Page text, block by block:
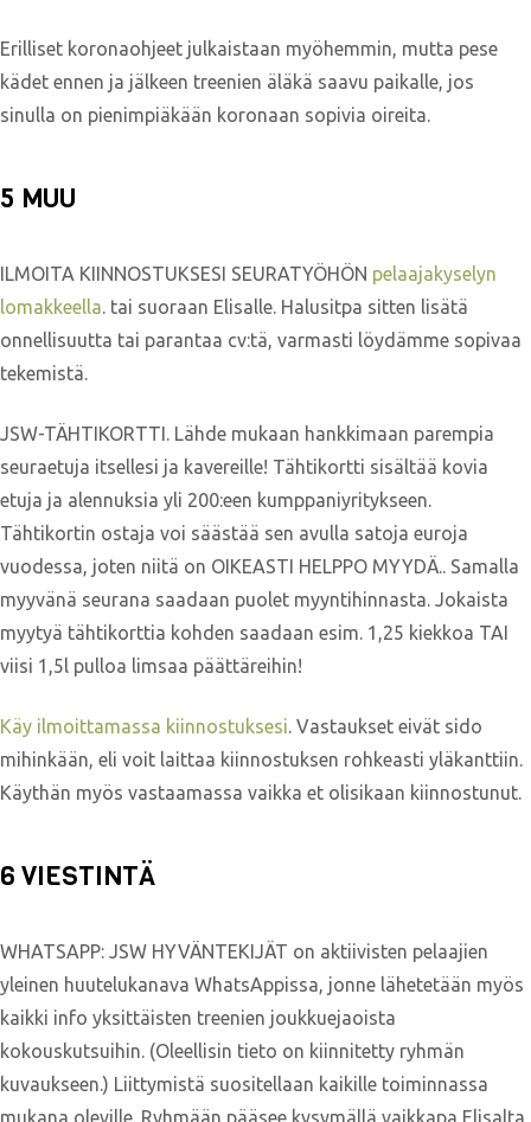
Erilliset koronaohjeet julkaistaan myöhemmin, mutta pese
kädet ennen ja jälkeen treenien äläkä saavu paikalle, jos
sinulla on pienimpiäkään koronaan sopivia oireita.
5 MUU
ILMOITA KIINNOSTUKSESI SEURATYÖHÖN pelaajakyselyn
lomakkeella. tai suoraan Elisalle. Halusitpa sitten lisätä
onnellisuutta tai parantaa cv:tä, varmasti löydämme sopivaa
tekemistä.
JSW-TÄHTIKORTTI. Lähde mukaan hankkimaan parempia
seuraetuja itsellesi ja kavereille! Tähtikortti sisältää kovia
etuja ja alennuksia yli 200:een kumppaniyritykseen.
Tähtikortin ostaja voi säästää sen avulla satoja euroja
vuodessa, joten niitä on OIKEASTI HELPPO MYYDÄ.. Samalla
myyvänä seurana saadaan puolet myyntihinnasta. Jokaista
myytyä tähtikorttia kohden saadaan esim. 1,25 kiekkoa TAI
viisi 1,5l pulloa limsaa päättäreihin!
Käy ilmoittamassa kiinnostuksesi. Vastaukset eivät sido
mihinkään, eli voit laittaa kiinnostuksen rohkeasti yläkanttiin.
Käythän myös vastaamassa vaikka et olisikaan kiinnostunut.
6 VIESTINTÄ
WHATSAPP: JSW HYVÄNTEKIJÄT on aktiivisten pelaajien
yleinen huutelukanava WhatsAppissa, jonne lähetetään myös
kaikki info yksittäisten treenien joukkuejaoista
kokouskutsuihin. (Oleellisin tieto on kiinnitetty ryhmän
kuvaukseen.) Liittymistä suositellaan kaikille toiminnassa